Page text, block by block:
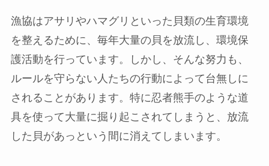
漁協はアサリやハマグリといった貝類の生育環境
を整えるために、毎年大量の貝を放流し、環境保
護活動を行っています。しかし、そんな努力も、
ルールを守らない人たちの行動によって台無しに
されることがあります。特に忍者熊手のような道
具を使って大量に掘り起こされてしまうと、放流
した貝があっという間に消えてしまいます。